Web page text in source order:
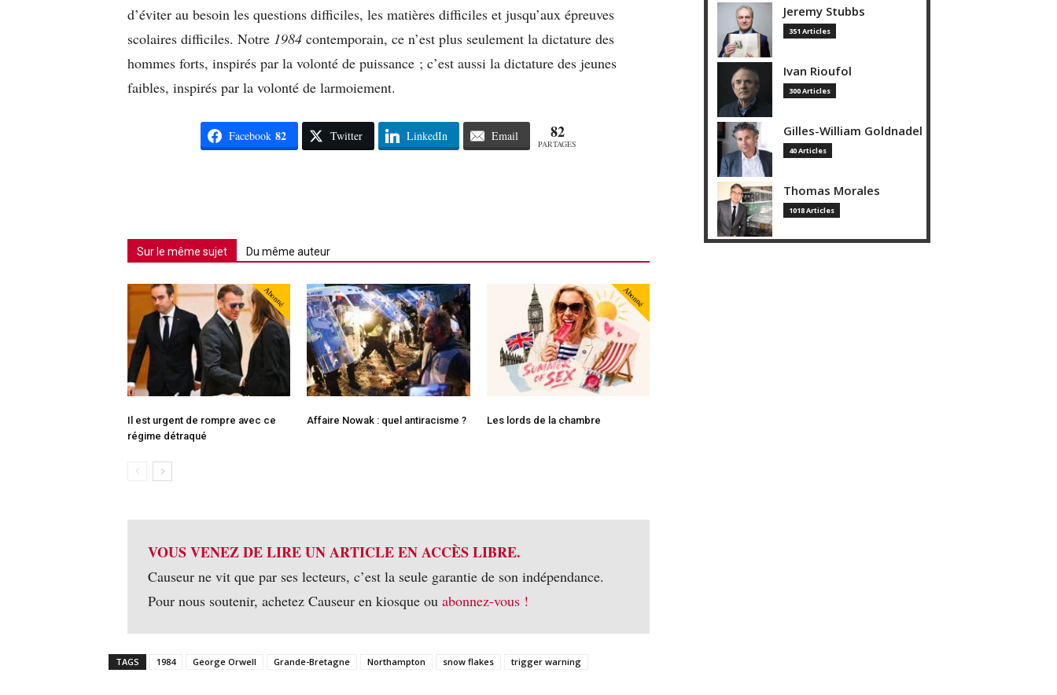
d’éviter au besoin les questions difficiles, les matières difficiles et jusqu’aux épreuves
scolaires difficiles. Notre 1984 contemporain, ce n’est plus seulement la dictature des
hommes forts, inspirés par la volonté de puissance ; c’est aussi la dictature des jeunes
faibles, inspirés par la volonté de larmoiement.
Facebook 82 Twitter LinkedIn Email 82
PARTAGES
Sur le même sujet Du même auteur
Abonné
Il est urgent de rompre avec ce
régime détraqué
Affaire Nowak : quel antiracisme ?
Abonné
Les lords de la chambre
VOUS VENEZ DE LIRE UN ARTICLE EN ACCÈS LIBRE.
Causeur ne vit que par ses lecteurs, c’est la seule garantie de son indépendance.
Pour nous soutenir, achetez Causeur en kiosque ou abonnez-vous !
Jeremy Stubbs
351 Articles
Ivan Rioufol
300 Articles
Gilles-William Goldnadel
40 Articles
Thomas Morales
1018 Articles
TAGS 1984 George Orwell Grande-Bretagne Northampton snow flakes trigger warning